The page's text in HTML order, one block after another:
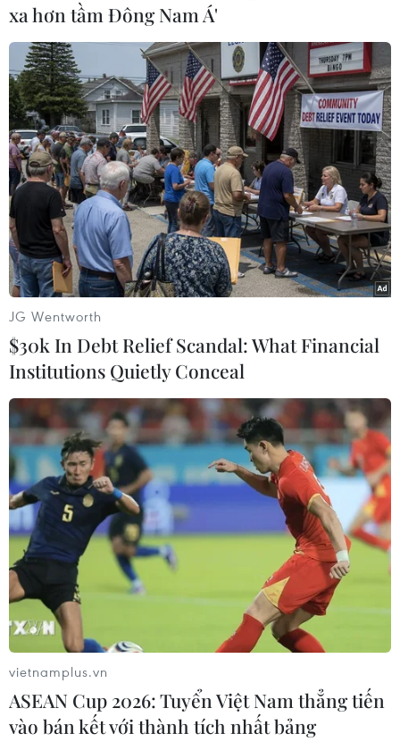
#Viễn thông #Android #Máy tính bảng
#Điện thoại
Trung Quốc
Việt Nam
Theo dõi VietnamPlus
TIN CÙNG CHUYÊN MỤC
ChatGPT cung cấp tính năng chat
không giới hạn cho người dùng miễn
phí
06/08/2026 23:32
Meta tung công cụ AI lập trình tự
động cho nhà phát triển
06/08/2026 06:40
Điện thoại gập Galaxy Z8 của
Samsung lập kỷ lục về lượng đặt
xa hơn tầm Đông Nam Á'
JG Wentworth
$30k In Debt Relief Scandal: What Financial
Institutions Quietly Conceal
vietnamplus.vn
ASEAN Cup 2026: Tuyển Việt Nam thẳng tiến
vào bán kết với thành tích nhất bảng